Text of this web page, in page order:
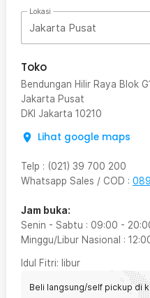
Lokasi
Jakarta Pusat
Toko
Bendungan Hilir Raya Blok
Jakarta Pusat
DKI Jakarta 10210
Lihat google maps
Telp : (021) 39 700 200
Whatsapp Sales / COD :
Jam buka:
Senin - Sabtu : 09:00 -
Minggu/Libur Nasional :
Idul Fitri: libur
Beli langsung/self pickup di